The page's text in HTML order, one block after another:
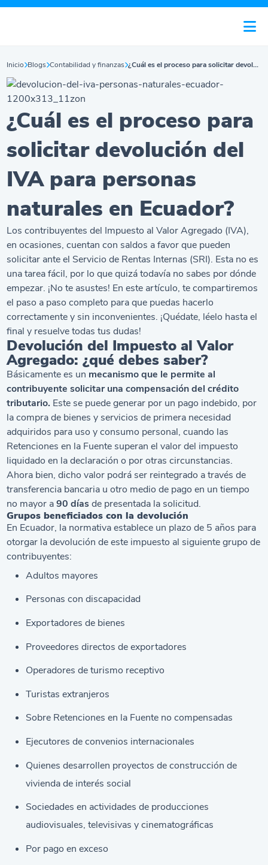
Inicio Blogs Contabilidad y finanzas ¿Cuál es el proceso para solicitar devolución del IVA para personas naturales en Ecuador?
¿Cuál es el proceso para
solicitar devolución del
IVA para personas
naturales en Ecuador?
Los contribuyentes del Impuesto al Valor Agregado (IVA),
en ocasiones, cuentan con saldos a favor que pueden
solicitar ante el Servicio de Rentas Internas (SRI). Esta no es
una tarea fácil, por lo que quizá todavía no sabes por dónde
empezar. ¡No te asustes! En este artículo, te compartiremos
el paso a paso completo para que puedas hacerlo
correctamente y sin inconvenientes. ¡Quédate, léelo hasta el
final y resuelve todas tus dudas!
Devolución del Impuesto al Valor
Agregado: ¿qué debes saber?
Básicamente es un mecanismo que le permite al
contribuyente solicitar una compensación del crédito
tributario. Este se puede generar por un pago indebido, por
la compra de bienes y servicios de primera necesidad
adquiridos para uso y consumo personal, cuando las
Retenciones en la Fuente superan el valor del impuesto
liquidado en la declaración o por otras circunstancias.
Ahora bien, dicho valor podrá ser reintegrado a través de
transferencia bancaria u otro medio de pago en un tiempo
no mayor a90 díasde presentada la solicitud.
Grupos beneficiados con la devolución
En Ecuador, la normativa establece un plazo de 5 años para
otorgar la devolución de este impuesto al siguiente grupo de
contribuyentes:
Adultos mayores
Personas con discapacidad
Exportadores de bienes
Proveedores directos de exportadores
Operadores de turismo receptivo
Turistas extranjeros
Sobre Retenciones en la Fuente no compensadas
Ejecutores de convenios internacionales
Quienes desarrollen proyectos de construcción de
vivienda de interés social
Sociedades en actividades de producciones
audiovisuales, televisivas y cinematográficas
Por pago en exceso